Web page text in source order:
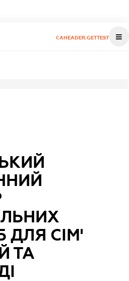
CAHEADER.GETTEST
ДЛЯ СІМ'
ТА